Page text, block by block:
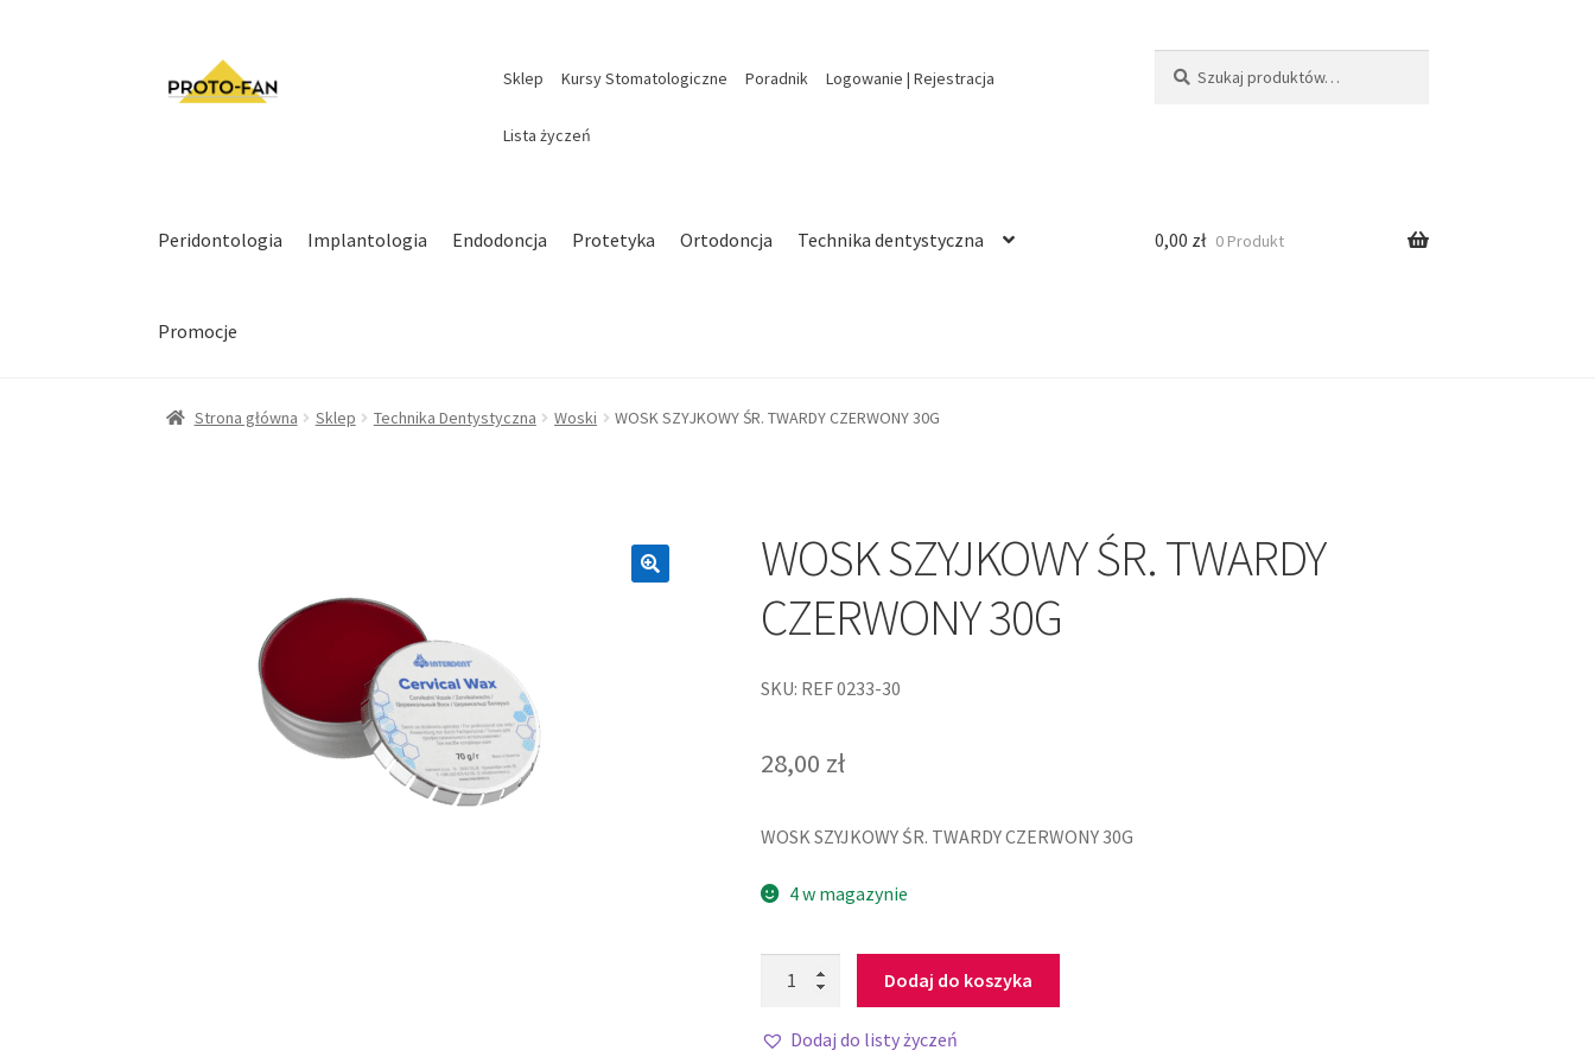
Sklep Kursy Stomatologiczne Poradnik Logowanie | Rejestracja
Lista życzeń
Peridontologia Implantologia Endodoncja Protetyka Ortodoncja Technika dentystyczna
Promocje
0,00 zł 0 Produkt
Strona główna Sklep Technika Dentystyczna Woski WOSK SZYJKOWY ŚR. TWARDY CZERWONY 30G
WOSK SZYJKOWY ŚR. TWARDY
CZERWONY 30G
SKU: REF 0233-30
28,00 zł
WOSK SZYJKOWY ŚR. TWARDY CZERWONY 30G
4 w magazynie
Dodaj do koszyka
Dodaj do listy życzeń